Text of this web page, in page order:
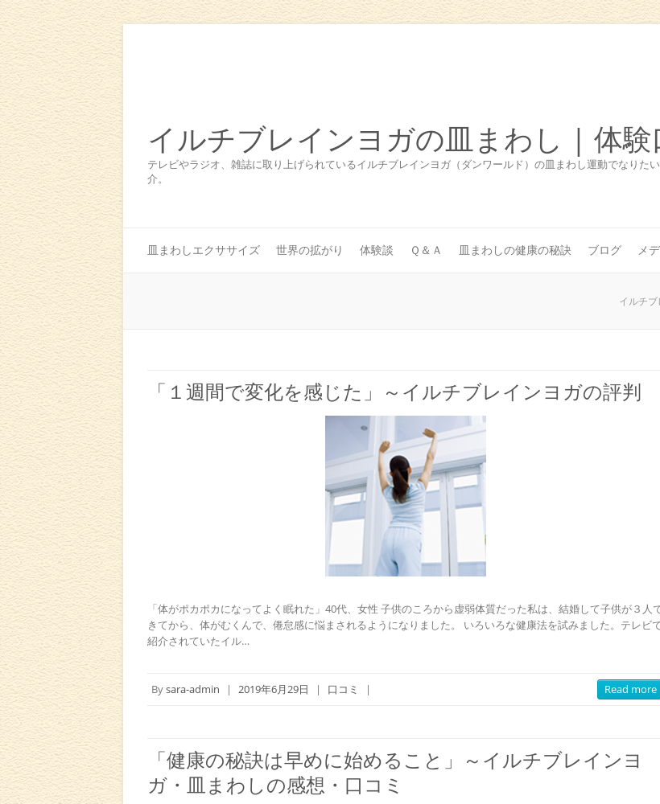
イルチブレインヨガの皿まわし | 体験
テレビやラジオ、雑誌に取り上げられているイルチブレインヨガ（ダンワールド）の皿まわし運動でなりた
介。
皿まわしエクササイズ 世界の拡がり 体験談 Ｑ＆Ａ 皿まわしの健康の秘訣 ブログ メ
イルチ
「１週間で変化を感じた」～イルチブレインヨガの評判
「体がポカポカになってよく眠れた」40代、女性 子供のころから虚弱体質だった私は、結婚して子供が３人
きてから、体がむくんで、倦怠感に悩まされるようになりました。 いろいろな健康法を試みました。テレビ
紹介されていたイル…
Bysara-admin | 2019年6月29日 | 口コミ | Read more
「健康の秘訣は早めに始めること」～イルチブレインヨ
ガ・皿まわしの感想・口コミ